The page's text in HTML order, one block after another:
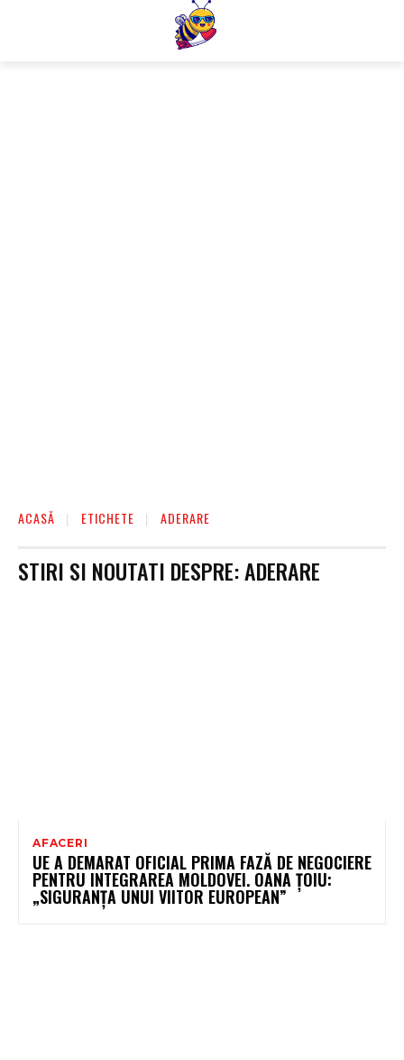
ACASĂ ETICHETE ADERARE
STIRI SI NOUTATI DESPRE:ADERARE
AFACERI
UE A DEMARAT OFICIAL PRIMA FAZĂ DE NEGOCIERE
PENTRU INTEGRAREA MOLDOVEI. OANA ȚOIU:
„SIGURANȚA UNUI VIITOR EUROPEAN”